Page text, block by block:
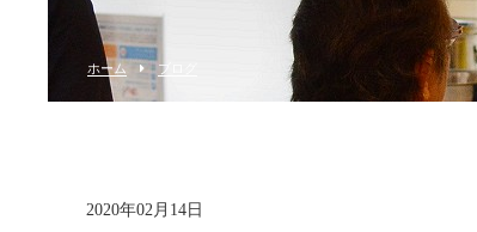
ホーム ブログ
2020年02月14日